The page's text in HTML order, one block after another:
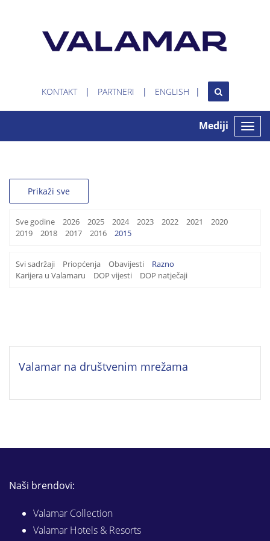
KONTAKT PARTNERI ENGLISH
Toggle
Mediji
Prikaži sve
Sve godine 2026 2025 2024 2023 2022 2021
2020
2019
2018 2017 2016 2015
Svi sadržaji Priopćenja Obavijesti
Razno
Karijera u Valamaru
DOP vijesti DOP natječaji
Valamar na društvenim mrežama
Naši brendovi:
Valamar Collection
Valamar Hotels & Resorts